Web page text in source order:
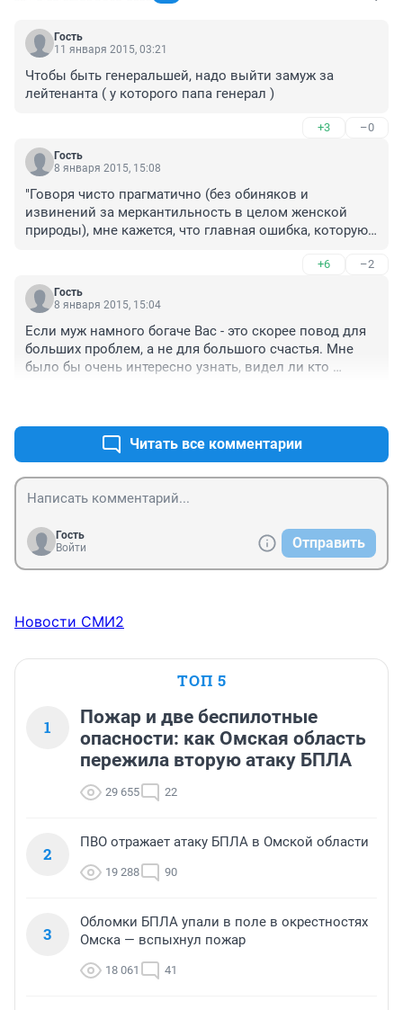
Гость
11 января 2015, 03:21
Чтобы быть генеральшей, надо выйти замуж за
лейтенанта ( у которого папа генерал )
+3 –0
Гость
8 января 2015, 15:08
"Говоря чисто прагматично (без обиняков и
извинений за меркантильность в целом женской
природы), мне кажется, что главная ошибка, которую
изначально ищут мужчин с большим количеством
ресурсов и средств. Подход абсолютно неверный -
нужно искать мужчину, который даже при самом
ими с семьей. В современной культуре потребления,
женщине просто предписано чувствовать себя
ущербной, если муж мало зарабатывает. Тогда как
+6 –2
Гость
8 января 2015, 15:04
Если муж намного богаче Вас - это скорее повод для
больших проблем, а не для большого счастья. Мне
было бы очень интересно узнать, видел ли кто
Читать все комментарии
Гость
Войти
Отправить
Новости СМИ2
ТОП 5
1
Пожар и две беспилотные
опасности: как Омская область
пережила вторую атаку БПЛА
29 655 22
2
ПВО отражает атаку БПЛА в Омской области
19 288 90
3
Обломки БПЛА упали в поле в окрестностях
Омска — вспыхнул пожар
18 061 41